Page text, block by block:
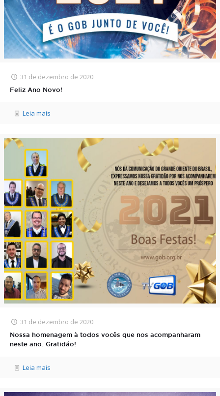
31 de dezembro de 2020
Feliz Ano Novo!
Leia mais
31 de dezembro de 2020
Nossa homenagem à todos vocês que nos acompanharam
neste ano. Gratidão!
Leia mais